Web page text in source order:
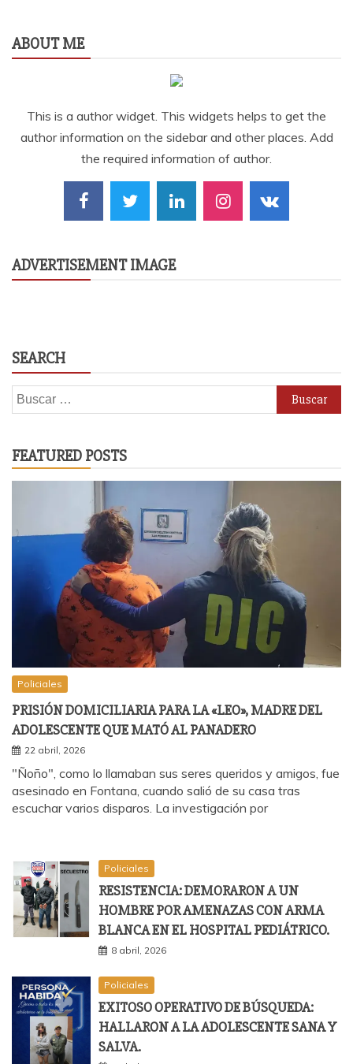
ABOUT ME
This is a author widget. This widgets helps to get the
author information on the sidebar and other places. Add
the required information of author.
ADVERTISEMENT IMAGE
SEARCH
Buscar:
FEATURED POSTS
Policiales
PRISIÓN DOMICILIARIA PARA LA «LEO», MADRE DEL
ADOLESCENTE QUE MATÓ AL PANADERO
22 abril, 2026
"Ñoño", como lo llamaban sus seres queridos y amigos, fue
asesinado en Fontana, cuando salió de su casa tras
escuchar varios disparos. La investigación por
Policiales
RESISTENCIA: DEMORARON A UN
HOMBRE POR AMENAZAS CON ARMA
BLANCA EN EL HOSPITAL PEDIÁTRICO.
8 abril, 2026
Policiales
EXITOSO OPERATIVO DE BÚSQUEDA:
HALLARON A LA ADOLESCENTE SANA Y
SALVA.